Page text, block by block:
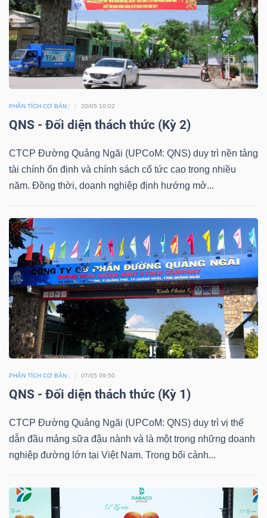
PHÂN TÍCH CƠ BẢN 20/05 10:02
QNS - Đối diện thách thức (Kỳ 2)
CTCP Đường Quảng Ngãi (UPCoM: QNS) duy trì nền tảng
tài chính ổn định và chính sách cổ tức cao trong nhiều
năm. Đồng thời, doanh nghiệp định hướng mở...
PHÂN TÍCH CƠ BẢN 07/05 09:50
QNS - Đối diện thách thức (Kỳ 1)
CTCP Đường Quảng Ngãi (UPCoM: QNS) duy trì vị thế
dẫn đầu mảng sữa đậu nành và là một trong những doanh
nghiệp đường lớn tại Việt Nam. Trong bối cảnh...
NGHIỆP
BẤT
ĐỘNG
TÀI
CHÍNH
HÀNG
HÓA
KINH
TẾ
ĐÔNG
DƯƠNG